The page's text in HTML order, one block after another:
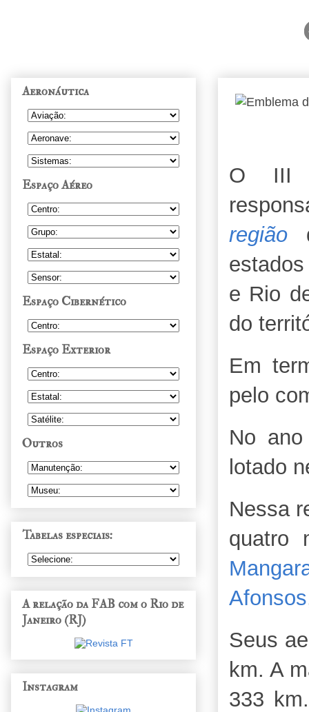
O III
região
e Rio
do
Em
pelo
No
lotado
Nessa
quatro
Afonsos
Seus
km. A
333
Aeronáutica
Espaço Aéreo
Espaço Cibernético
Espaço Exterior
Outros
Tabelas especiais:
A relação da FAB com o Rio de
Janeiro (RJ)
Instagram